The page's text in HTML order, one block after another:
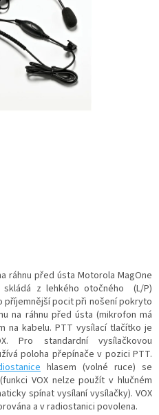
ráhnu před ústa Motorola MagOne
skládá z lehkého otočného (L/P)
příjemnější pocit při nošení pokryto
na ráhnu před ústa (mikrofon má
na kabelu. PTT vysílací tlačítko je
Pro standardní vysílačkovou
poloha přepínače v pozici PTT.
hlasem (volné ruce) se
VOX nelze použít v hlučném
spínat vysílaní vysílačky). VOX
a v radiostanici povolena.